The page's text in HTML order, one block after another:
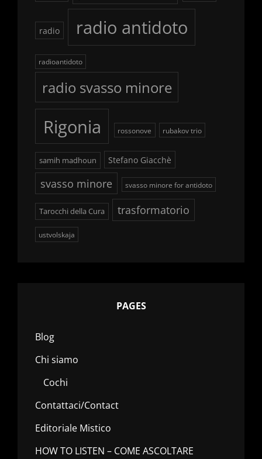
radio radio antidoto
radioantidoto
radio svasso minore
Rigonia rossonove rubakov trio
samih madhoun Stefano Giacchè
svasso minore svasso minore for antidoto
Tarocchi della Cura trasformatorio
ustvolskaja
PAGES
Blog
Chi siamo
Cochi
Contattaci/Contact
Editoriale Mistico
HOW TO LISTEN – COME ASCOLTARE